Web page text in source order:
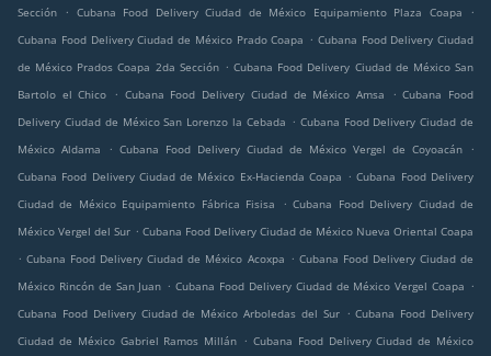
Sección
. Cubana Food Delivery Ciudad de México Equipamiento Plaza Coapa
.
Cubana Food Delivery Ciudad de México Prado Coapa . Cubana Food Delivery Ciudad
de México Prados Coapa 2da Sección . Cubana Food Delivery Ciudad de México San
Bartolo el Chico
. Cubana Food Delivery Ciudad de México Amsa . Cubana Food
Delivery Ciudad de México San Lorenzo la Cebada . Cubana Food Delivery Ciudad de
México Aldama
. Cubana Food Delivery Ciudad de México Vergel de Coyoacán
.
Cubana Food Delivery Ciudad de México Ex-Hacienda Coapa . Cubana Food Delivery
Ciudad de México Equipamiento Fábrica Fisisa
. Cubana Food Delivery Ciudad de
México Vergel del Sur . Cubana Food Delivery Ciudad de México Nueva Oriental Coapa
. Cubana Food Delivery Ciudad de México Acoxpa . Cubana Food Delivery Ciudad de
México Rincón de San Juan . Cubana Food Delivery Ciudad de México Vergel Coapa .
Cubana Food Delivery Ciudad de México Arboledas del Sur . Cubana Food Delivery
Ciudad de México Gabriel Ramos Millán . Cubana Food Delivery Ciudad de México